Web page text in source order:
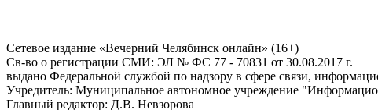
Сетевое издание «Вечерний Челябинск онлайн» (16+)
Cв-во о регистрации СМИ: ЭЛ № ФС 77 - 70831 от 30.08.2017 г.
выдано Федеральной службой по надзору в сфере связи,
Учредитель: Муниципальное автономное учреждение
Главный редактор: Д.В. Невзорова